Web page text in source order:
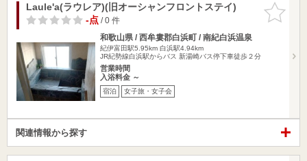
お気に入
りに追加
Laule'a(ラウレア)(旧オーシャンフロントステイ)
-点/ 0 件
和歌山県 / 西牟婁郡白浜町 / 南紀白浜温泉
紀伊富田駅5.95km 白浜駅4.94km
JR紀勢線白浜駅からバス 新湯崎バス停下車徒歩２分
営業時間
入浴料金 ～
宿泊 女子旅・女子会
関連情報から探す